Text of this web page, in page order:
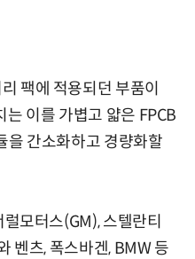
팩에 적용되던 부품이
는 이를 가볍고 얇은 FPCB
을 간소화하고 경량화할
모터스(GM), 스텔란티
벤츠, 폭스바겐, BMW 등